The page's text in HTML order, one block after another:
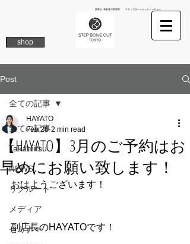
南青山 表参道の美容院 ステップボーンカットトーキョー
shop
Post
全ての記事
Takamitsu
NEWS
リクルート
メディア
セミナー
全ての記事
【HAYATO】3月のご予約はお
早めにお願い致します！
HAYATO
Feb 26 2 min read
おはようございます！
副店長のHAYATOです！